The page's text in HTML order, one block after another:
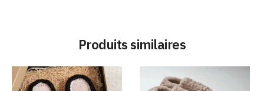
Produits similaires